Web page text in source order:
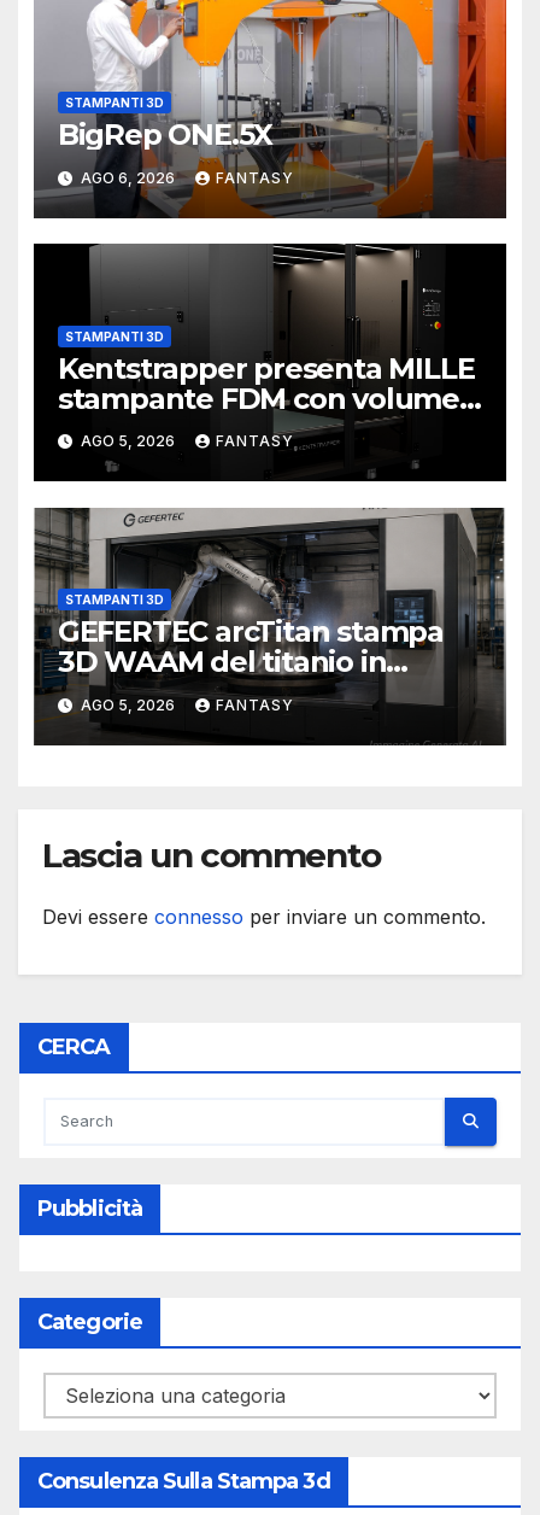
STAMPANTI 3D
BigRep ONE.5X
AGO 6, 2026 FANTASY
STAMPANTI 3D
Kentstrapper presenta MILLE
stampante FDM con volume
di stampa da un metro cubo
AGO 5, 2026 FANTASY
STAMPANTI 3D
GEFERTEC arcTitan stampa
3D WAAM del titanio in
camera inerte
AGO 5, 2026 FANTASY
Lascia un commento
Devi essere connesso per inviare un commento.
CERCA
Pubblicità
Categorie
Categorie
Consulenza Sulla Stampa 3d